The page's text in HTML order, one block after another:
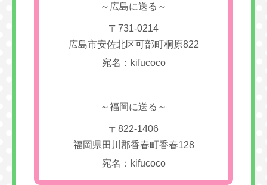
～広島に送る～
〒731-0214
広島市安佐北区可部町桐原822
宛名：kifucoco
～福岡に送る～
〒822-1406
福岡県田川郡香春町香春128
宛名：kifucoco